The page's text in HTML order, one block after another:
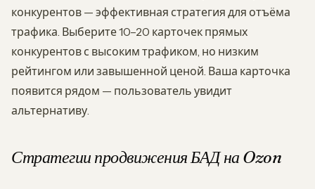
конкурентов — эффективная стратегия для отъёма
трафика. Выберите 10–20 карточек прямых
конкурентов с высоким трафиком, но низким
рейтингом или завышенной ценой. Ваша карточка
появится рядом — пользователь увидит
альтернативу.
Стратегии продвижения БАД на Ozon